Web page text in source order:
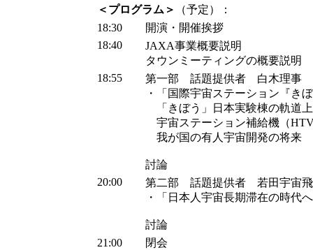
＜プログラム＞
（予定）：
18:30
開演・開催挨拶
18:40
JAXA事業概要説明
タウンミーティングの概要説明
18:55
第一部 話題提供者 白木理事
・「国際宇宙ステーション『き
「きぼう」日本実験棟の軌道
宇宙ステーション補給機（
我が国の有人宇宙開発の将来
討論
20:00
第二部 話題提供者 若田宇宙飛
・「日本人宇宙長期滞在の時代
討論
21:00
閉会